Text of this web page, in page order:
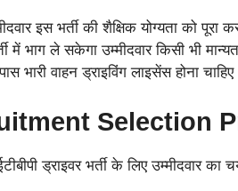
इस भर्ती की शैक्षिक योग्यता को पूरा
ले सकेगा उम्मीदवार किसी भी मान्यता
भारी वाहन ड्राइविंग लाइसेंस होना
Selection
ड्राइवर भर्ती के लिए उम्मीदवार